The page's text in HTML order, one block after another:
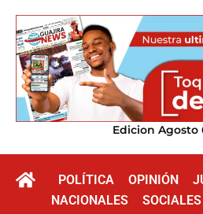
Edicion Agosto
POLÍTICA OPINIÓN
NACIONALES